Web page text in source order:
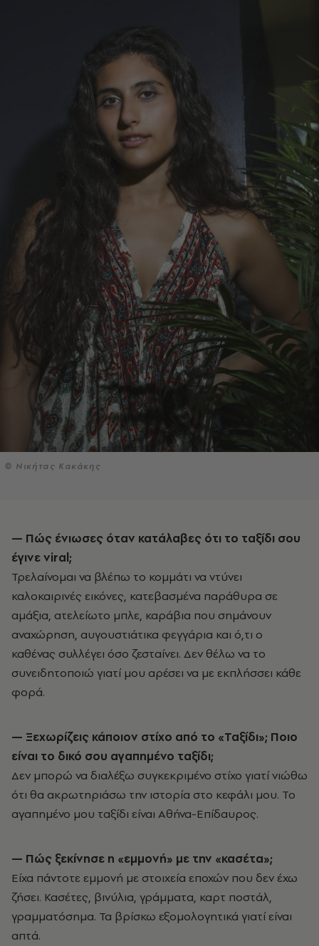
© Νικήτας Κακάκης
— Πώς ένιωσες όταν κατάλαβες ότι το ταξίδι σου
έγινε viral;
Τρελαίνομαι να βλέπω το κομμάτι να ντύνει
καλοκαιρινές εικόνες, κατεβασμένα παράθυρα σε
αμάξια, ατελείωτο μπλε, καράβια που σημάνουν
αναχώρηση, αυγουστιάτικα φεγγάρια και ό,τι ο
καθένας συλλέγει όσο ζεσταίνει. Δεν θέλω να το
συνειδητοποιώ γιατί μου αρέσει να με εκπλήσσει κάθε
φορά.
— Ξεχωρίζεις κάποιον στίχο από το «Ταξίδι»; Ποιο
είναι το δικό σου αγαπημένο ταξίδι;
Δεν μπορώ να διαλέξω συγκεκριμένο στίχο γιατί νιώθω
ότι θα ακρωτηριάσω την ιστορία στο κεφάλι μου. Το
αγαπημένο μου ταξίδι είναι Αθήνα-Επίδαυρος.
— Πώς ξεκίνησε η «εμμονή» με την «κασέτα»;
Είχα πάντοτε εμμονή με στοιχεία εποχών που δεν έχω
ζήσει. Κασέτες, βινύλια, γράμματα, καρτ ποστάλ,
γραμματόσημα. Τα βρίσκω εξομολογητικά γιατί είναι
απτά.